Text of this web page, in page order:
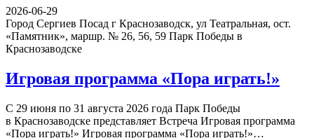
2026-06-29
Город Сергиев Посад г Краснозаводск, ул Театральная, ост.
«Памятник», маршр. № 26, 56, 59 Парк Победы в
Краснозаводске
Игровая программа «Пора играть!»
С 29 июня по 31 августа 2026 года Парк Победы
в Краснозаводске представляет Встреча Игровая программа
«Пора играть!» Игровая программа «Пора играть!»…